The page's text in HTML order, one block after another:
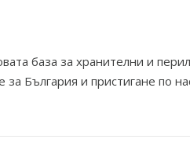
база за хранителни и
България и пристигане по